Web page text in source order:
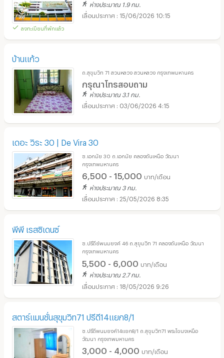
ลงทะเบียนที่พักแล้ว
ห่างประมาณ 1.9 กม.
15/06/2026 10:15
บ้านแก้ว
ถ.สุขุมวิท 71 สวนหลวง สวนหลวง กรุงเทพมหานคร
กรุณาโทรสอบถาม
ห่างประมาณ 3.1 กม.
03/06/2026 4:15
เดอะ วิระ 30 | De Vira 30
ซ.เอกมัย 30 ถ.เอกมัย คลองตันเหนือ วัฒนา
กรุงเทพมหานคร
6,500 - 15,000 บาท/เดือน
ห่างประมาณ 3 กม.
25/05/2026 8:35
พีพี เรสซิเดนซ์
ซ.ปรีดีย์พนมยงค์ 46 ถ.สุขุมวิท 71 คลองตันเหนือ วัฒนา
กรุงเทพมหานคร
5,500 - 6,000 บาท/เดือน
ห่างประมาณ 2.7 กม.
18/05/2026 9:26
สตาร์แมนชั่นสุขุมวิท71 ปรีดี14แยก8/1
ซ.ปรีดีพนมยงค์14แยก8/1 ถ.สุขุมวิท71 พระโขนงเหนือ
วัฒนา กรุงเทพมหานคร
3,000 - 4,000 บาท/เดือน